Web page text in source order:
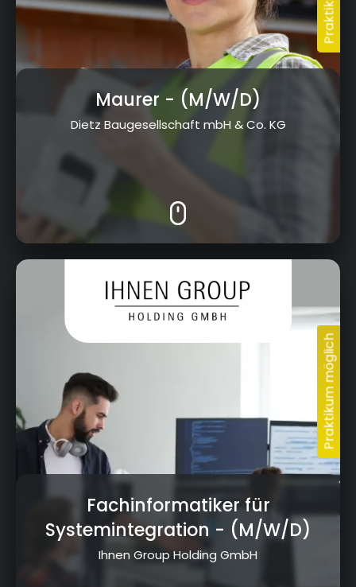
Maurer - (M/W/D)
Dietz Baugesellschaft mbH & Co. KG
Kressenstein 26, 95326 Kulmbach
Fachinformatiker für
Systemintegration - (M/W/D)
Ihnen Group Holding GmbH